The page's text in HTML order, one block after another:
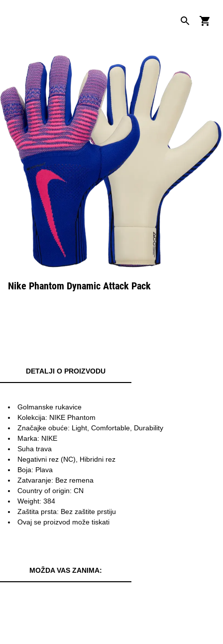
Nike Phantom Dynamic Attack Pack
DETALJI O PROIZVODU
Golmanske rukavice
Kolekcija: NIKE Phantom
Značajke obuće: Light, Comfortable, Durability
Marka: NIKE
Suha trava
Negativni rez (NC), Hibridni rez
Boja: Plava
Zatvaranje: Bez remena
Country of origin: CN
Weight: 384
Zaštita prsta: Bez zaštite prstiju
Ovaj se proizvod može tiskati
MOŽDA VAS ZANIMA: